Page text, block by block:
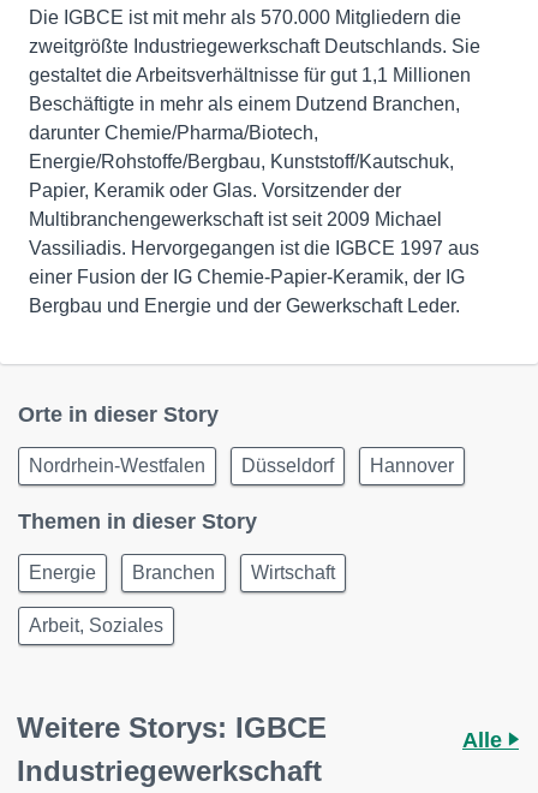
Die IGBCE ist mit mehr als 570.000 Mitgliedern die
zweitgrößte Industriegewerkschaft Deutschlands. Sie
gestaltet die Arbeitsverhältnisse für gut 1,1 Millionen
Beschäftigte in mehr als einem Dutzend Branchen,
darunter Chemie/Pharma/Biotech,
Energie/Rohstoffe/Bergbau, Kunststoff/Kautschuk,
Papier, Keramik oder Glas. Vorsitzender der
Multibranchengewerkschaft ist seit 2009 Michael
Vassiliadis. Hervorgegangen ist die IGBCE 1997 aus
einer Fusion der IG Chemie-Papier-Keramik, der IG
Bergbau und Energie und der Gewerkschaft Leder.
Orte in dieser Story
Nordrhein-Westfalen Düsseldorf Hannover
Themen in dieser Story
Energie Branchen Wirtschaft
Arbeit, Soziales
Weitere Storys: IGBCE
Industriegewerkschaft
Alle